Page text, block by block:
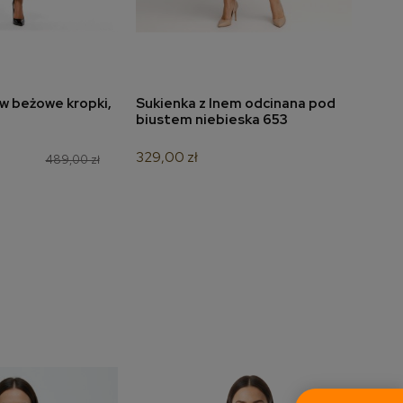
koszyka
beżowe kropki,
489,00 zł
dodaj do koszyka
Sukienka z lnem odcinana pod
biustem niebieska 653
329,00 zł